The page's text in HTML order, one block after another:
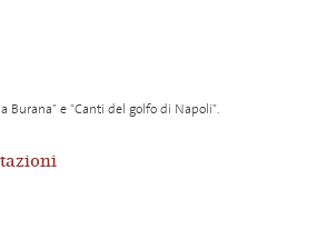
Burana" e "Canti del golfo di Napoli".